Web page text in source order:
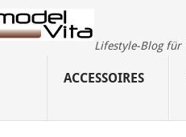
Lifestyle-Blog für
ACCESSOIRES